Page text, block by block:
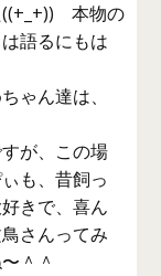
((+_+)) 本物の
語るにもは
ゃん達は、
が、この場
も、昔飼っ
きで、喜ん
さんってみ
＾＾